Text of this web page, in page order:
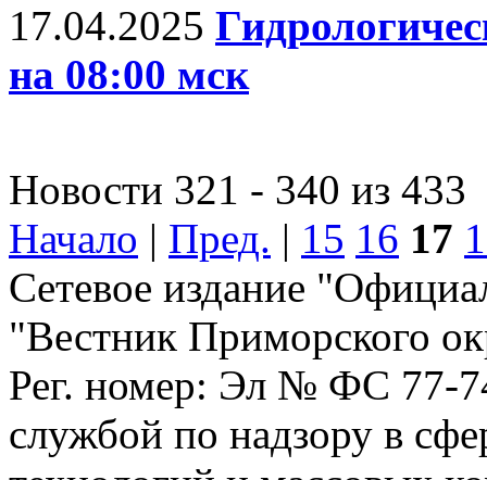
17.04.2025
на 08:00 мск
Новости 321 - 340 из 433
Начало | Пред. | 15 16 17
Сетевое издание
"Вестник Приморского
Рег. номер: Эл № ФС 77-
службой по надзору в